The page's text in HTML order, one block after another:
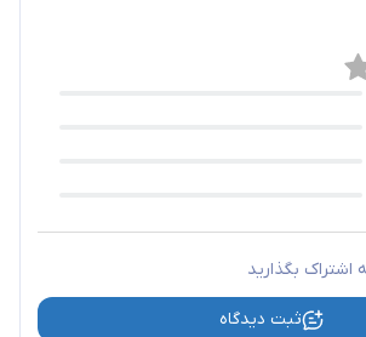
اشتراک بگذارید
ثبت دیدگاه